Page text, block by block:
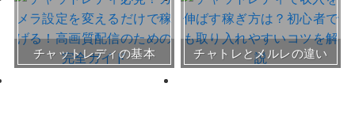
チャットレディの基本 チャトレとメルレの違い
おすすめチャトレ事務所＆
サイト
30～50代向けサイト